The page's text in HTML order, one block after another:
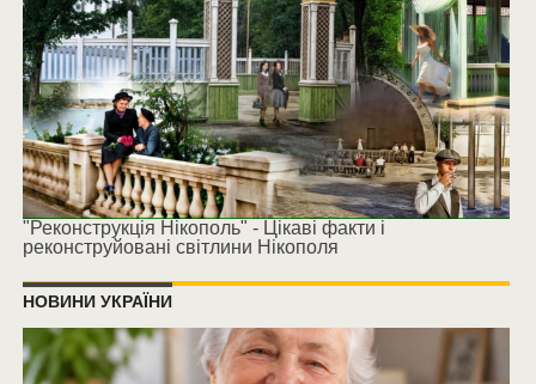
"Реконструкція Нікополь" - Цікаві факти і
реконструйовані світлини Нікополя
НОВИНИ УКРАЇНИ